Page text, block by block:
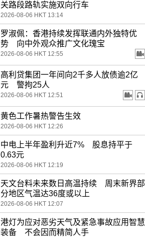
关路段路轨实施双向行车
2026-08-06 HKT 13:14
罗淑佩：香港持续发挥联通内外独特优
势 向中外观众推广文化瑰宝
2026-08-06 HKT 12:55
高利贷集团一年间向2千多人放债逾2亿
元 警拘25人
2026-08-06 HKT 12:51
黄色工作暑热警告生效
2026-08-06 HKT 12:26
中电上半年盈利升近7% 股息持平于
0.63元
2026-08-06 HKT 12:19
天文台料未来数日高温持续 周末新界部
分地区气温达36度或以上
2026-08-06 HKT 12:07
港灯为应对恶劣天气及紧急事故应用智慧
装备 不会因而精简人手